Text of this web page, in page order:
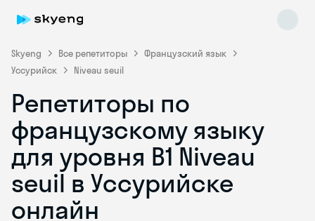
Skyeng Все репетиторы
Французский язык
Уссурийск
Niveau seuil
Репетиторы по
французскому языку
для уровня B1 Niveau
seuil в Уссурийске
онлайн
Skyeng Chat